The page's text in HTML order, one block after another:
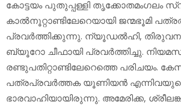
കോട്ടയം പുതുപ്പള്ളി തൃക്കോതമംഗലം
കാല്‍നൂറ്റാണ്ടിലേറെയായി ജന്മഭൂമി
പ്രവര്‍ത്തിക്കുന്നു. ന്യൂഡല്‍ഹി,
ബ്യൂറോ ചീഫായി പ്രവര്‍ത്തിച്ചു. നിയമസഭാ
രണ്ടുപതിറ്റാണ്ടിലേറെത്തെ പരിചയം.
പത്രപ്രവര്‍ത്തക യൂണിയന്‍
ഭാരവാഹിയായിരുന്നു. അമേരിക്ക,